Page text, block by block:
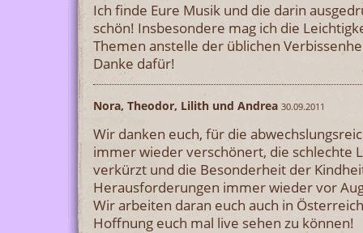
Ich finde Eure Musik und die darin
schön! Insbesondere mag ich die
Themen anstelle der üblichen
Danke dafür!
Nora, Theodor, Lilith und Andrea 30.09.2011
Wir danken euch, für die
immer wieder verschönert, die schlechte
verkürzt und die Besonderheit der
Herausforderungen immer wieder vor
Wir arbeiten daran euch auch in
Hoffnung euch mal live sehen zu können!